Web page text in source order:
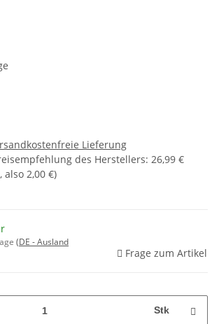
Lieferung
des Herstellers: 26,99 €
, also 2,00 €)
(DE - Ausland
Frage zum Artikel
Stk